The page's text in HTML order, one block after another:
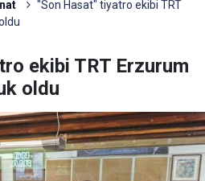
"Son Hasat" tiyatro ekibi TRT
ekibi TRT Erzurum
oldu